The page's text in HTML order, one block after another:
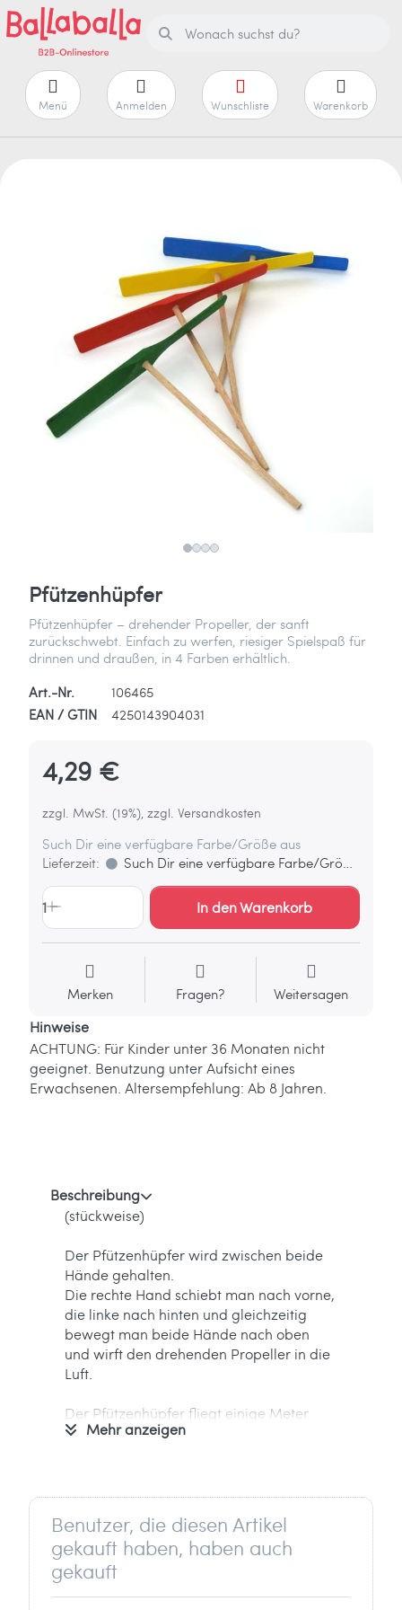
Menü Anmelden Wunschliste Warenkorb
Pfützenhüpfer
Pfützenhüpfer – drehender Propeller, der sanft
zurückschwebt. Einfach zu werfen, riesiger Spielspaß für
drinnen und draußen, in 4 Farben erhältlich.
Art.-Nr.
106465
EAN / GTIN
4250143904031
4,29 €
zzgl. MwSt. (19%), zzgl. Versandkosten
Such Dir eine verfügbare Farbe/Größe aus
Lieferzeit:
Such Dir eine verfügbare Farbe/Größe aus
1 In den Warenkorb
Merken Fragen? Weitersagen
Hinweise
ACHTUNG: Für Kinder unter 36 Monaten nicht
geeignet. Benutzung unter Aufsicht eines
Erwachsenen. Altersempfehlung: Ab 8 Jahren.
Beschreibung
(stückweise)
Der Pfützenhüpfer wird zwischen beide
Hände gehalten.
Die rechte Hand schiebt man nach vorne,
die linke nach hinten und gleichzeitig
bewegt man beide Hände nach oben
und wirft den drehenden Propeller in die
Luft.
Der Pfützenhüpfer fliegt einige Meter
hoch und kehrt langsam wieder zurück.
PFÜTZENHÜPFER?
Hier findet Ihr unser Video zum Artikel:
https://www.instagram.com/p/CpASHaIjyK7/
Informationen zum Hersteller:
Mehr anzeigen
Benutzer, die diesen Artikel
gekauft haben, haben auch
gekauft